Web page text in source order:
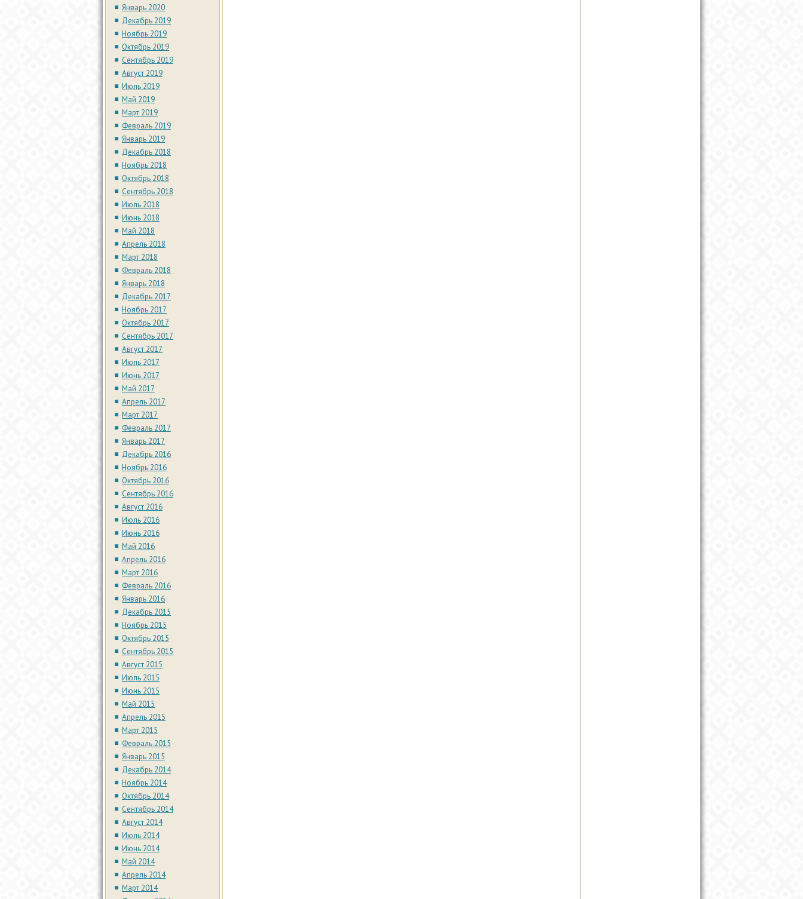
Январь 2020
Декабрь 2019
Ноябрь 2019
Октябрь 2019
Сентябрь 2019
Август 2019
Июль 2019
Май 2019
Март 2019
Февраль 2019
Январь 2019
Декабрь 2018
Ноябрь 2018
Октябрь 2018
Сентябрь 2018
Июль 2018
Июнь 2018
Май 2018
Апрель 2018
Март 2018
Февраль 2018
Январь 2018
Декабрь 2017
Ноябрь 2017
Октябрь 2017
Сентябрь 2017
Август 2017
Июль 2017
Июнь 2017
Май 2017
Апрель 2017
Март 2017
Февраль 2017
Январь 2017
Декабрь 2016
Ноябрь 2016
Октябрь 2016
Сентябрь 2016
Август 2016
Июль 2016
Июнь 2016
Май 2016
Апрель 2016
Март 2016
Февраль 2016
Январь 2016
Декабрь 2015
Ноябрь 2015
Октябрь 2015
Сентябрь 2015
Август 2015
Июль 2015
Июнь 2015
Май 2015
Апрель 2015
Март 2015
Февраль 2015
Январь 2015
Декабрь 2014
Ноябрь 2014
Октябрь 2014
Сентябрь 2014
Август 2014
Июль 2014
Июнь 2014
Май 2014
Апрель 2014
Март 2014